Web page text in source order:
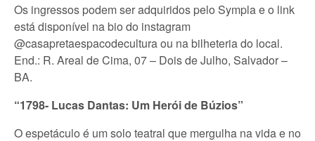
Os ingressos podem ser adquiridos pelo Sympla e o link
está disponível na bio do instagram
@casapretaespacodecultura ou na bilheteria do local.
End.: R. Areal de Cima, 07 – Dois de Julho, Salvador –
BA.
“1798- Lucas Dantas: Um Herói de Búzios”
O espetáculo é um solo teatral que mergulha na vida e no